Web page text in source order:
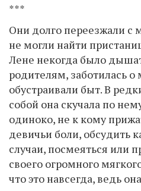
***
Они долго переезжали с
не могли найти
Лене некогда было
родителям, заботилась
обустраивали быт. В
собой она скучала по
одиноко, не к кому
девичьи боли, обсудить
случаи, посмеяться или
своего огромного
что это навсегда, ведь